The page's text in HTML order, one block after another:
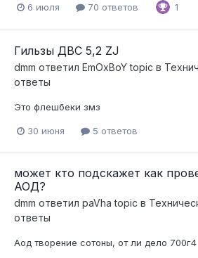
6 июля 70 ответов 1
Гильзы ДВС 5,2 ZJ
dmm ответил EmOxBoYtopic в
ответы
Это флешбеки змз
30 июня 5 ответов
может кто подскажет как
АОД?
dmm ответил paVha topic в
ответы
Аод творение сотоны, от ли дело 700г4